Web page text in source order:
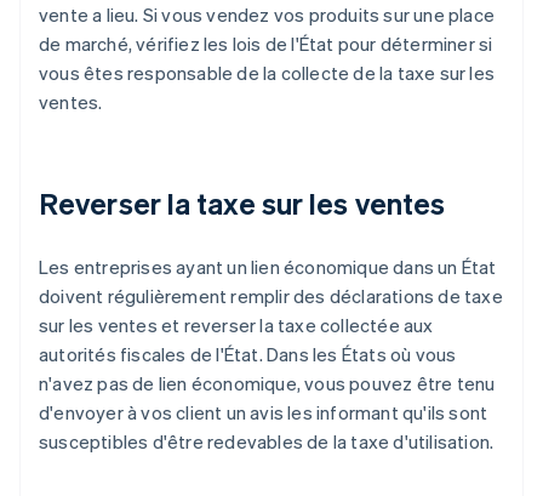
vente a lieu. Si vous vendez vos produits sur une place
de marché, vérifiez les lois de l'État pour déterminer si
vous êtes responsable de la collecte de la taxe sur les
ventes.
Reverser la taxe sur les ventes
Les entreprises ayant un lien économique dans un État
doivent régulièrement remplir des déclarations de taxe
sur les ventes et reverser la taxe collectée aux
autorités fiscales de l'État. Dans les États où vous
n'avez pas de lien économique, vous pouvez être tenu
d'envoyer à vos client un avis les informant qu'ils sont
susceptibles d'être redevables de la taxe d'utilisation.